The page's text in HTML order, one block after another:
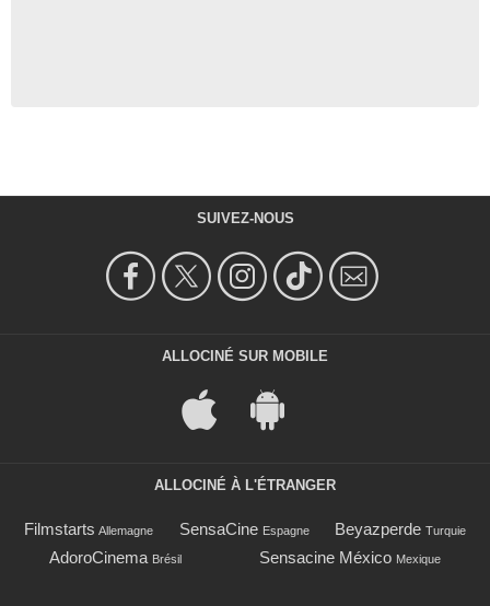
SUIVEZ-NOUS
ALLOCINÉ SUR MOBILE
ALLOCINÉ À L'ÉTRANGER
Filmstarts Allemagne SensaCine Espagne Beyazperde Turquie
AdoroCinema Brésil Sensacine México Mexique